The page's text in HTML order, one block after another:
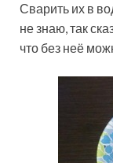
Сварить их в
не знаю, так
что без неё